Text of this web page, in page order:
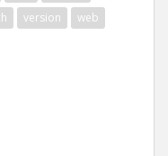
version
web